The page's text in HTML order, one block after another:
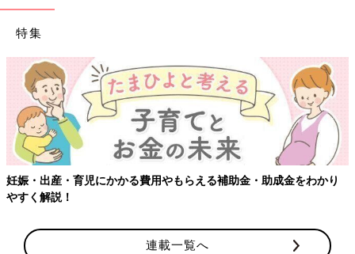
特集
妊娠・出産・育児にかかる費用やもらえる補助金・助成金をわかり
やすく解説！
連載一覧へ